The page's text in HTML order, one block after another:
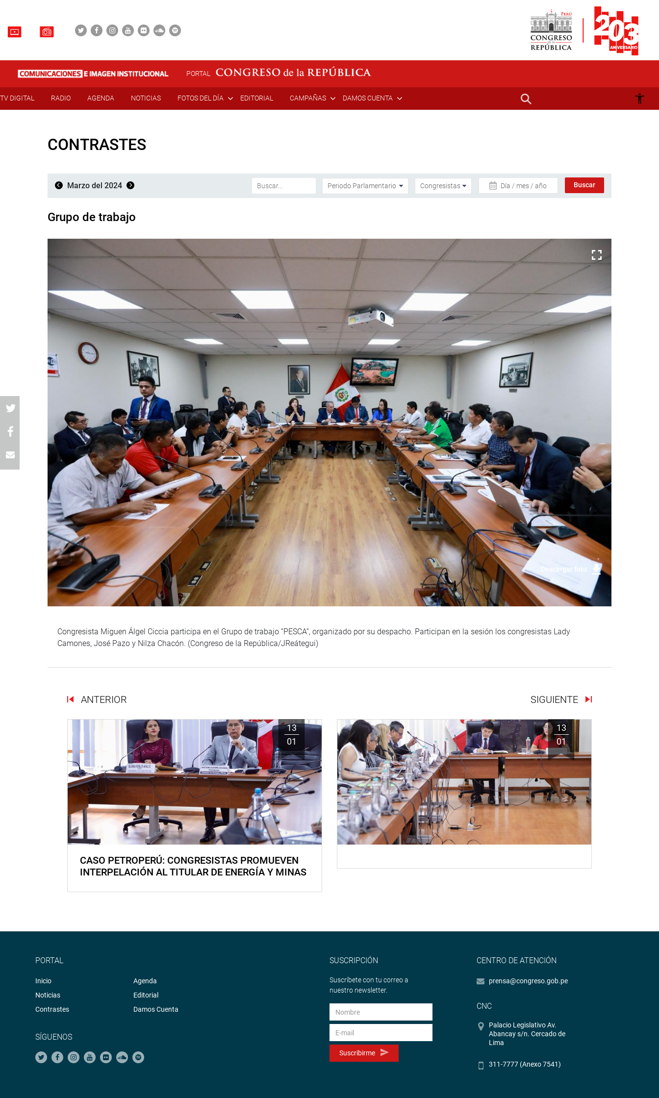
PORTAL
TV DIGITAL RADIO AGENDA NOTICIAS FOTOS DEL DÍA EDITORIAL CAMPAÑAS DAMOS CUENTA
CONTRASTES
Marzo del 2024 Día / mes / año
Grupo de trabajo
Descargar foto
Congresista Miguen Álgel Ciccia participa en el Grupo de trabajo “PESCA”, organizado por su despacho. Participan en la sesión los congresistas Lady
Camones, José Pazo y Nilza Chacón. (Congreso de la República/JReátegui)
ANTERIOR SIGUIENTE
13
01
CASO PETROPERÚ: CONGRESISTAS PROMUEVEN
INTERPELACIÓN AL TITULAR DE ENERGÍA Y MINAS
13
01
PORTAL
Inicio
Noticias
Contrastes
Agenda
Editorial
Damos Cuenta
SÍGUENOS
SUSCRIPCIÓN
Suscríbete con tu correo a
nuestro newsletter.
Suscribirme
CENTRO DE ATENCIÓN
prensa@congreso.gob.pe
CNC
Palacio Legislativo Av.
Abancay s/n. Cercado de
Lima
311-7777 (Anexo 7541)